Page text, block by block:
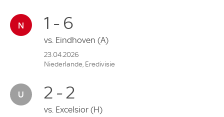
1 - 6
vs. Eindhoven (A)
23.04.2026
Niederlande, Eredivisie
2 - 2
vs. Excelsior (H)